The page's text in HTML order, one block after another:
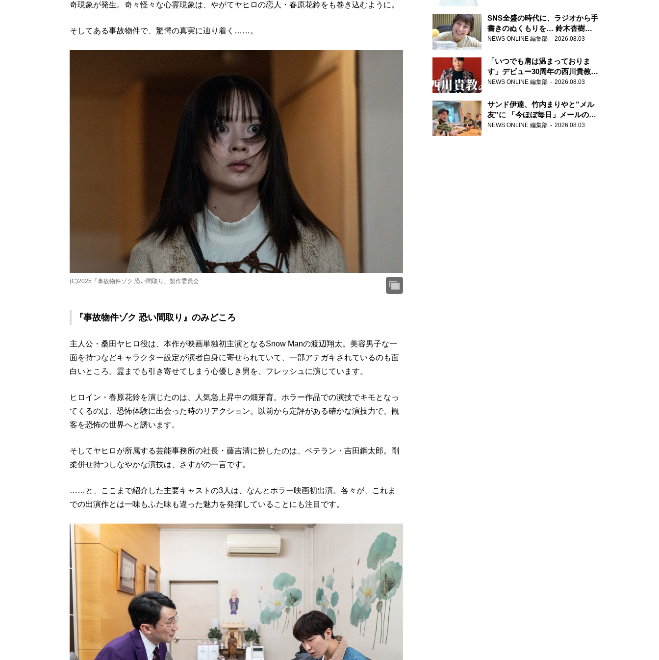
奇現象が発生。奇々怪々な心霊現象は、やがてヤヒロの恋人・春原花鈴をも巻き込むように。
そしてある事故物件で、驚愕の真実に辿り着く……。
(C)2025「事故物件ゾク 恐い間取り」製作委員会
『事故物件ゾク 恐い間取り』のみどころ
主人公・桑田ヤヒロ役は、本作が映画単独初主演となるSnow Manの渡辺翔太。美容男子な一
面を持つなどキャラクター設定が演者自身に寄せられていて、一部アテガキされているのも面
白いところ。霊までも引き寄せてしまう心優しき男を、フレッシュに演じています。
ヒロイン・春原花鈴を演じたのは、人気急上昇中の畑芽育。ホラー作品での演技でキモとなっ
てくるのは、恐怖体験に出会った時のリアクション。以前から定評がある確かな演技力で、観
客を恐怖の世界へと誘います。
そしてヤヒロが所属する芸能事務所の社長・藤吉清に扮したのは、ベテラン・吉田鋼太郎。剛
柔併せ持つしなやかな演技は、さすがの一言です。
……と、ここまで紹介した主要キャストの3人は、なんとホラー映画初出演。各々が、これま
での出演作とは一味もふた味も違った魅力を発揮していることにも注目です。
SNS全盛の時代に、ラジオから手
書きのぬくもりを… 鈴木杏樹の
直筆はがきが届く！
郵便局
NEWS ONLINE 編集部 2026.08.03
「いつでも肩は温まっておりま
す」デビュー30周年の西川貴教が
『オールナイトニッポン』に登
NEWS ONLINE 編集部 2026.08.03
サンド伊達、竹内まりやと”メル
友”に 「今ほぼ毎日」メールのや
り取り明かす
NEWS ONLINE 編集部 2026.08.03